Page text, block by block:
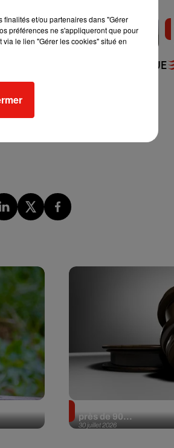
+ DE MUSIQUE
30 juillet 2026
près de 90...
finalités et/ou partenaires dans "Gérer
préférences ne s'appliqueront que pour
le lien "Gérer les cookies" situé en